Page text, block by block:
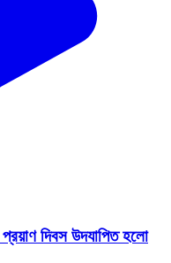
দিবস উদযাপিত হলো